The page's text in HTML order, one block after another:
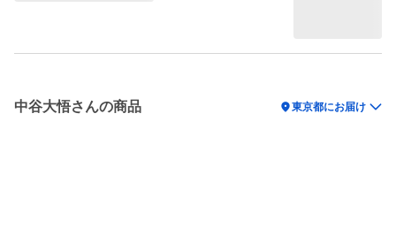
中谷大悟さんの商品 location_on東京都にお届け